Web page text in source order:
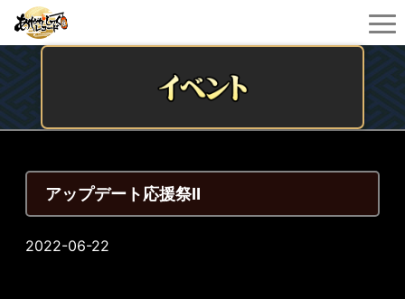
アップデート応援祭Ⅱ
2022-06-22